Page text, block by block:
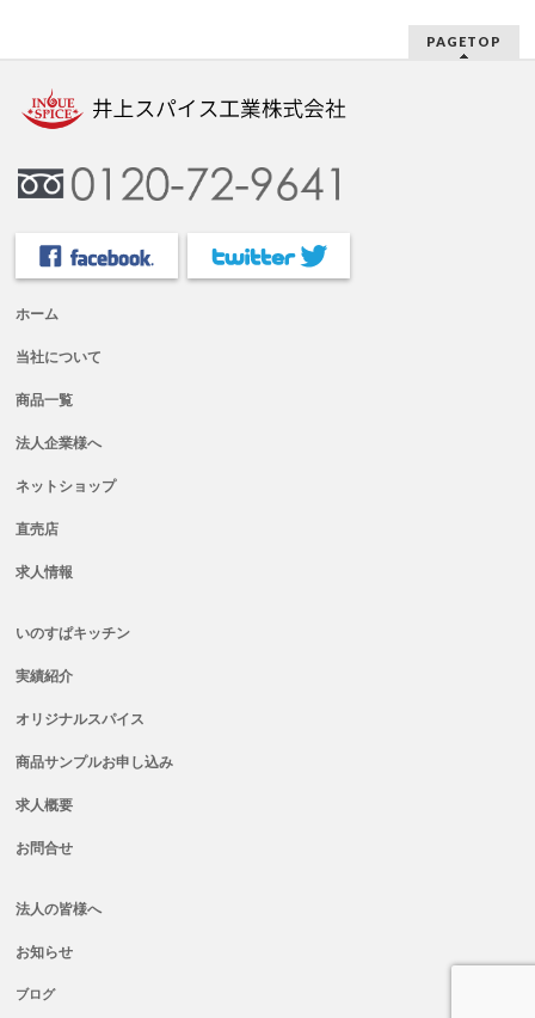
PAGETOP
ホーム
当社について
商品一覧
法人企業様へ
ネットショップ
直売店
求人情報
いのすぱキッチン
実績紹介
オリジナルスパイス
商品サンプルお申し込み
求人概要
お問合せ
法人の皆様へ
お知らせ
ブログ